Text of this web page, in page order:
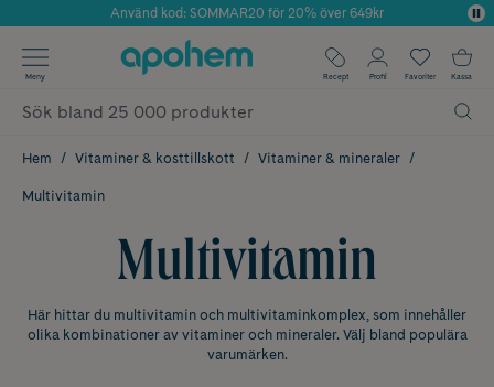
Årets Butik 2025 inom Skönhet
Använd kod: SOMMAR20 för 20% över 649kr
✓ Fri frakt
✓ Poäng på alla köp*
Meny Recept Profil Favoriter Kassa
Hem Vitaminer & kosttillskott Vitaminer & mineraler
Multivitamin
Multivitamin
Här hittar du multivitamin och multivitaminkomplex, som innehåller
olika kombinationer av vitaminer och mineraler. Välj bland populära
varumärken.